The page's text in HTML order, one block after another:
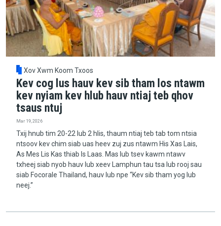
Xov Xwm Koom Txoos
Kev cog lus hauv kev sib tham los ntawm
kev nyiam kev hlub hauv ntiaj teb qhov
tsaus ntuj
Mar 19, 2026
Txij hnub tim 20-22 lub 2 hlis, thaum ntiaj teb tab tom ntsia
ntsoov kev chim siab uas heev zuj zus ntawm His Xas Lais,
As Mes Lis Kas thiab Is Laas. Mas lub tsev kawm ntawv
txheej siab nyob hauv lub xeev Lamphun tau tsa lub rooj sau
siab Focorale Thailand, hauv lub npe “Kev sib tham yog lub
neej.”